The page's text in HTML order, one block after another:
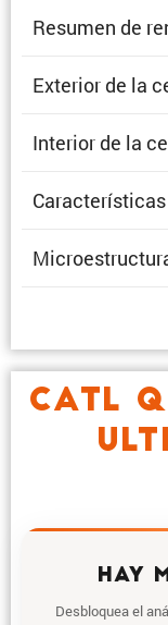
Resumen de
Exterior de la
Interior de la
CATL
HAY
Desbloquea el